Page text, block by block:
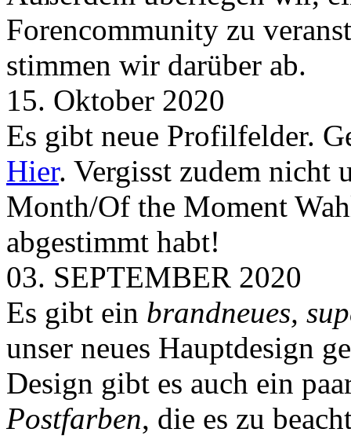
Forencommunity zu
stimmen wir darüber ab.
15. Oktober 2020
Es gibt neue Profilfelder.
Hier. Vergisst zudem nicht
Month/Of the Moment
abgestimmt habt!
03. SEPTEMBER 2020
Es gibt ein brandneues,
unser neues Hauptdesign
Design gibt es auch ein
Postfarben, die es zu